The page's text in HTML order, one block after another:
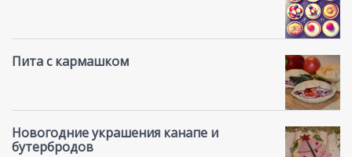
Пита с кармашком
Новогодние украшения канапе и
бутербродов